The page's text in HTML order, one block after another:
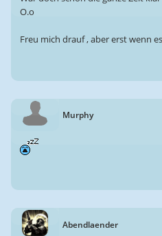
O.o
Freu mich drauf , aber erst wenn
Murphy
Abendlaender